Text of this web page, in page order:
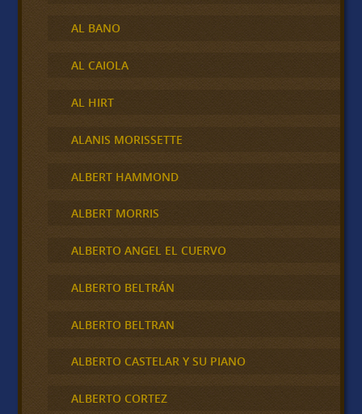
AL BANO
AL CAIOLA
AL HIRT
ALANIS MORISSETTE
ALBERT HAMMOND
ALBERT MORRIS
ALBERTO ANGEL EL CUERVO
ALBERTO BELTRÁN
ALBERTO BELTRAN
ALBERTO CASTELAR Y SU PIANO
ALBERTO CORTEZ